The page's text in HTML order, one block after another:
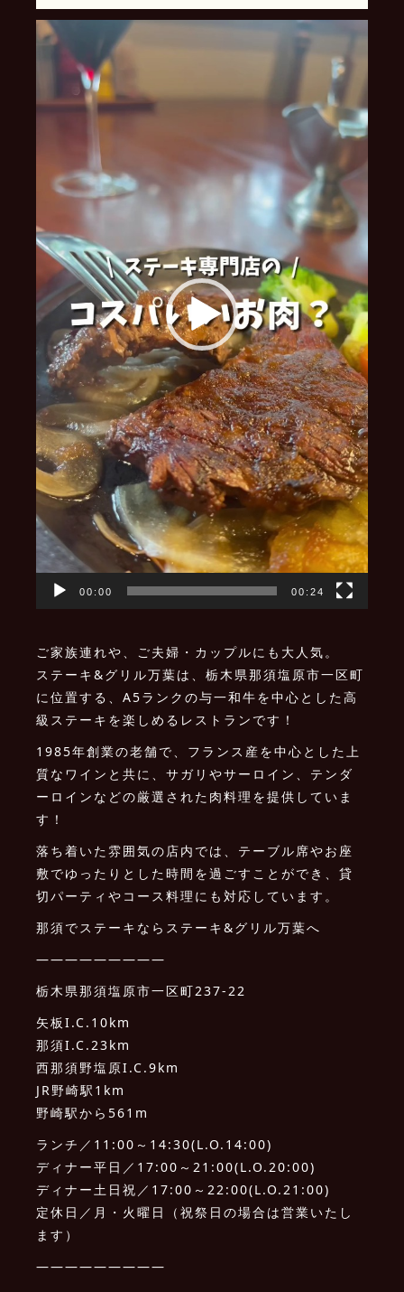
動
00:00 00:24
ご家族連れや、ご夫婦・カップルにも大人気。
ステーキ&グリル万葉は、栃木県那須塩原市一区町
に位置する、A5ランクの与一和牛を中心とした高
級ステーキを楽しめるレストランです！
1985年創業の老舗で、フランス産を中心とした上
質なワインと共に、サガリやサーロイン、テンダ
ーロインなどの厳選された肉料理を提供していま
す！
落ち着いた雰囲気の店内では、テーブル席やお座
敷でゆったりとした時間を過ごすことができ、貸
切パーティやコース料理にも対応しています。
那須でステーキならステーキ&グリル万葉へ
—————————
栃木県那須塩原市一区町237-22
矢板I.C.10km
那須I.C.23km
西那須野塩原I.C.9km
JR野崎駅1km
野崎駅から561m
ランチ／11:00～14:30(L.O.14:00)
ディナー平日／17:00～21:00(L.O.20:00)
ディナー土日祝／17:00～22:00(L.O.21:00)
定休日／月・火曜日（祝祭日の場合は営業いたし
ます）
—————————